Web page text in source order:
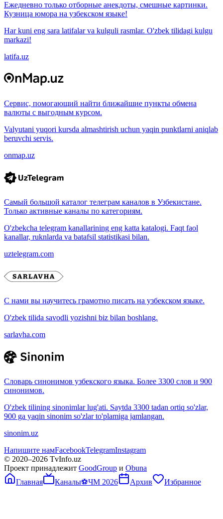
Ежедневно только отборные анекдоты, смешные картинки.
Кузница юмора на узбекском языке!
Har kuni eng sara latifalar va kulguli rasmlar. O'zbek tilidagi kulgu
markazi!
latifa.uz
Сервис, помогающий найти ближайшие пункты обмена
валюты с выгодным курсом.
Valyutani yuqori kursda almashtirish uchun yaqin punktlarni aniqlab
beruvchi servis.
onmap.uz
Самый большой каталог телеграм каналов в Узбекистане.
Только активные каналы по категориям.
O'zbekcha telegram kanallarining eng katta katalogi. Faqt faol
kanallar, ruknlarda va batafsil statistikasi bilan.
uztelegram.com
С нами вы научитесь грамотно писать на узбекском языке.
O'zbek tilida savodli yozishni biz bilan boshlang.
sarlavha.com
Словарь синонимов узбекского языка. Более 3300 слов и 900
синонимов.
O'zbek tilining sinonimlar lug'ati. Saytda 3300 tadan ortiq so'zlar,
900 ga yaqin sinonim so'zlar to'plamiga jamlangan.
sinonim.uz
Напишите намFacebookTelegramInstagram
© 2020–2026 TvInfo.uz
Проект принадлежит GoodGroup и Obuna
Главная
Каналы⚽ЧМ 2026 Архив Избранное